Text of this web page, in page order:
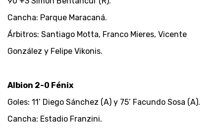
Cancha: Parque Maracaná.
Árbitros: Santiago Motta, Franco Mieres, Vicente
González y Felipe Vikonis.
Albion 2-0 Fénix
Goles: 11’ Diego Sánchez (A) y 75’ Facundo Sosa (A).
Cancha: Estadio Franzini.